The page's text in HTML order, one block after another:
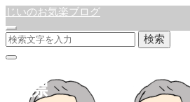
じいのお気楽ブログ
検索
目標